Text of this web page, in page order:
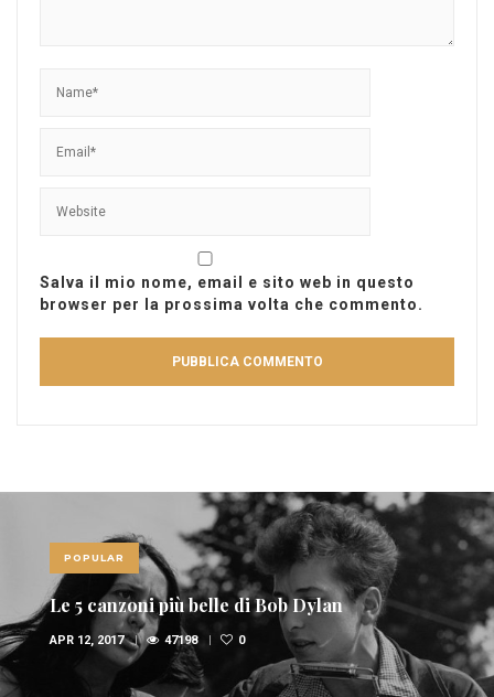
Salva il mio nome, email e sito web in questo
browser per la prossima volta che commento.
POPULAR
Le 5 canzoni più belle di Bob Dylan
APR 12, 2017 47198 0